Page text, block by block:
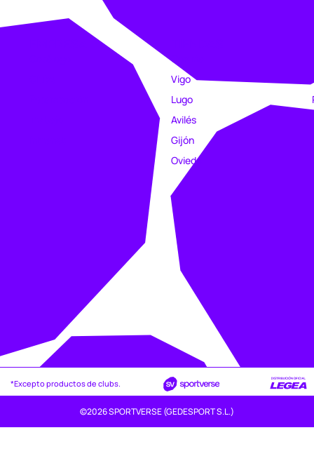
Coruña
Vigo
Lugo
Avilés
Gijón
Oviedo
*Excepto productos de clubs.
©2026 SPORTVERSE (GEDESPORT S.L.)